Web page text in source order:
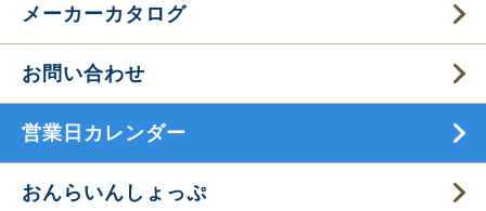
メーカーカタログ
お問い合わせ
営業日カレンダー
おんらいんしょっぷ